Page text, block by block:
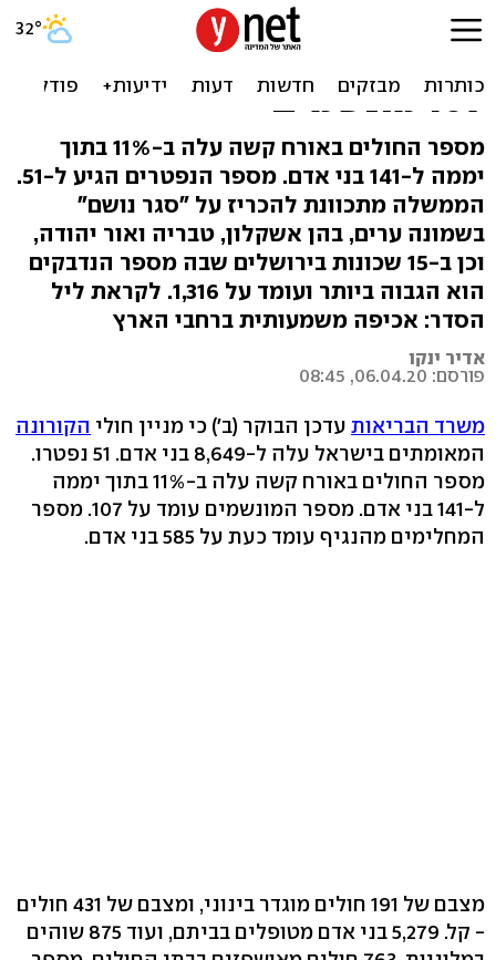
עלה ל-8,649 מספר חולי
הקורונה המאובחנים בישראל,
107 מונשמים
מספר החולים באורח קשה עלה ב-11% בתוך
יממה ל-141 בני אדם. מספר הנפטרים הגיע ל-51.
הממשלה מתכוונת להכריז על "סגר נושם"
בשמונה ערים, בהן אשקלון, טבריה ואור יהודה,
וכן ב-15 שכונות בירושלים שבה מספר הנדבקים
הוא הגבוה ביותר ועומד על 1,316. לקראת ליל
הסדר: אכיפה משמעותית ברחבי הארץ
אדיר ינקו
פורסם: 06.04.20, 08:45
משרד הבריאות עדכן הבוקר (ב') כי מניין חולי הקורונה
המאומתים בישראל עלה ל-8,649 בני אדם. 51 נפטרו.
מספר החולים באורח קשה עלה ב-11% בתוך יממה
ל-141 בני אדם. מספר המונשמים עומד על 107. מספר
המחלימים מהנגיף עומד כעת על 585 בני אדם.
מצבם של 191 חולים מוגדר בינוני, ומצבם של 431 חולים
- קל. 5,279 בני אדם מטופלים בביתם, ועוד 875 שוהים